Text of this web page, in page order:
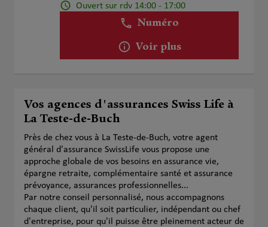
Ouvert sur rdv 14:00 - 17:00
Numéro
Voir plus
Vos agences d'assurances Swiss Life à
La Teste-de-Buch
Près de chez vous à La Teste-de-Buch, votre agent
général d'assurance SwissLife vous propose une
approche globale de vos besoins en assurance vie,
épargne retraite, complémentaire santé et assurance
prévoyance, assurances professionnelles...
Par notre conseil personnalisé, nous accompagnons
chaque client, qu'il soit particulier, indépendant ou chef
d'entreprise, pour qu'il puisse être pleinement acteur de